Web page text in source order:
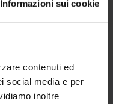
Informazioni sui cookie
contenuti ed
social media e per
inoltre